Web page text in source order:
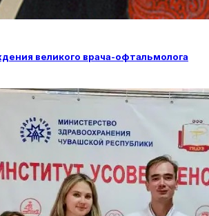
великого врача-офтальмолога